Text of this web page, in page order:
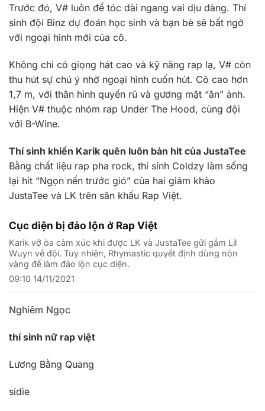
Trước đó, V# luôn để tóc dài ngang vai dịu dàng. Thí
sinh đội Binz dự đoán học sinh và bạn bè sẽ bất ngờ
với ngoại hình mới của cô.
Không chỉ có giọng hát cao và kỹ năng rap lạ, V# còn
thu hút sự chú ý nhờ ngoại hình cuốn hút. Cô cao hơn
1,7 m, với thân hình quyến rũ và gương mặt “ăn” ảnh.
Hiện V# thuộc nhóm rap Under The Hood, cùng đội
với B-Wine.
Thí sinh khiến Karik quên luôn bản hit của JustaTee
Bằng chất liệu rap pha rock, thí sinh Coldzy làm sống
lại hit “Ngọn nến trước gió” của hai giám khảo
JustaTee và LK trên sân khấu Rap Việt.
Cục diện bị đảo lộn ở Rap Việt
Karik vỡ òa cảm xúc khi được LK và JustaTee gửi gắm Lil
Wuyn về đội. Tuy nhiên, Rhymastic quyết định dùng nón
vàng để làm đảo lộn cục diện.
09:10 14/11/2021
Nghiêm Ngọc
thí sinh nữ rap việt
Lương Bằng Quang
sidie